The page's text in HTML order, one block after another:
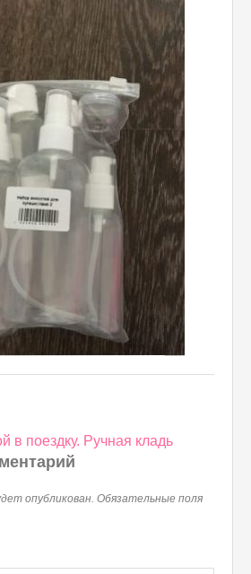
в поездку. Ручная кладь
опубликован. Обязательные поля